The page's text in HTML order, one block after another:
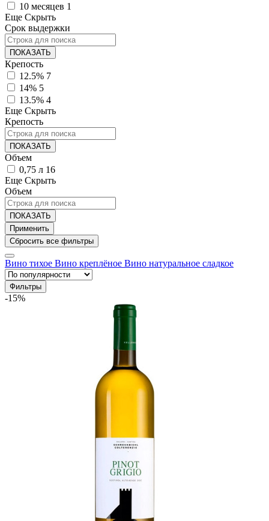
10 месяцев 1
Еще Скрыть
Срок выдержки
ПОКАЗАТЬ
Крепость
12.5% 7
14% 5
13.5% 4
Еще Скрыть
Крепость
ПОКАЗАТЬ
Объем
0,75 л 16
Еще Скрыть
Объем
ПОКАЗАТЬ
Вино тихое Вино креплёное Вино натуральное сладкое
Фильтры
-15%